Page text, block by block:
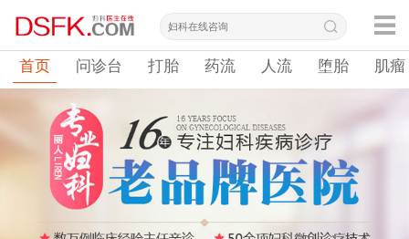
首页 问诊台 打胎 药流 人流 堕胎 肌瘤